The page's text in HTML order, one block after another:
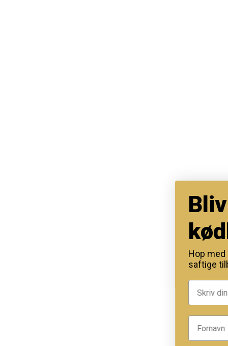
Bliv en del
Hop med på nyhedsbrevet,
saftige tilbud, før de ryger!